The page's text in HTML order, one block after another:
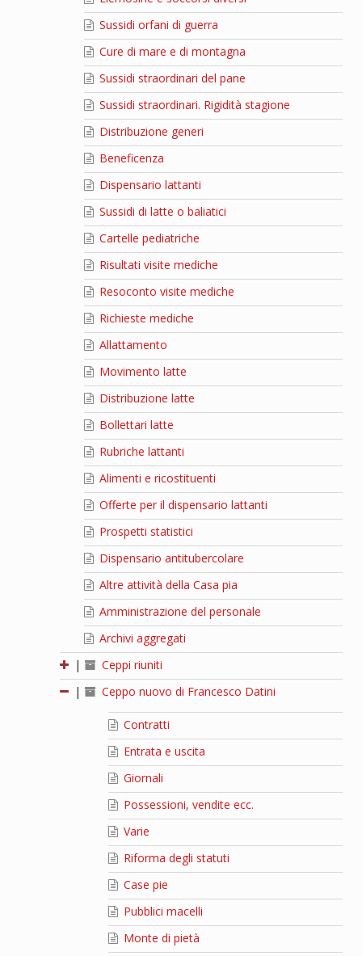
Sussidi orfani di guerra
Cure di mare e di montagna
Sussidi straordinari del pane
Sussidi straordinari. Rigidità stagione
Distribuzione generi
Beneficenza
Dispensario lattanti
Sussidi di latte o baliatici
Cartelle pediatriche
Risultati visite mediche
Resoconto visite mediche
Richieste mediche
Allattamento
Movimento latte
Distribuzione latte
Bollettari latte
Rubriche lattanti
Alimenti e ricostituenti
Offerte per il dispensario lattanti
Prospetti statistici
Dispensario antitubercolare
Altre attività della Casa pia
Amministrazione del personale
Archivi aggregati
|
Ceppi riuniti
|
Ceppo nuovo di Francesco Datini
Contratti
Entrata e uscita
Giornali
Possessioni, vendite ecc.
Varie
Riforma degli statuti
Case pie
Pubblici macelli
Monte di pietà